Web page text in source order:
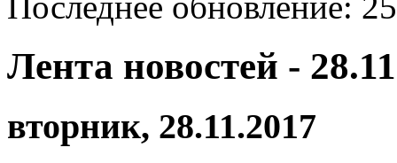
Лента новостей -
вторник, 28.11.2017